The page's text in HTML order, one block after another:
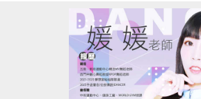
透過曲目間歇強度設計，燃脂塑
舞步簡單好記，零基礎也能慢慢跟
潮流舞動有氧